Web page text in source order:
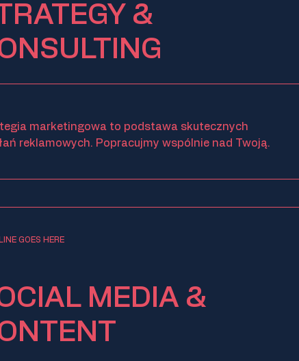
&
marketingowa to podstawa skutecznych
reklamowych. Popracujmy wspólnie nad Twoją.
GOES HERE
MEDIA &